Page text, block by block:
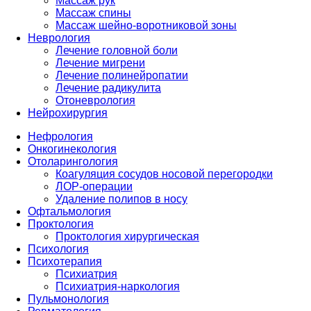
Массаж спины
Массаж шейно-воротниковой зоны
Неврология
Лечение головной боли
Лечение мигрени
Лечение полинейропатии
Лечение радикулита
Отоневрология
Нейрохирургия
Нефрология
Онкогинекология
Отоларингология
Коагуляция сосудов носовой перегородки
ЛОР-операции
Удаление полипов в носу
Офтальмология
Проктология
Проктология хирургическая
Психология
Психотерапия
Психиатрия
Психиатрия-наркология
Пульмонология